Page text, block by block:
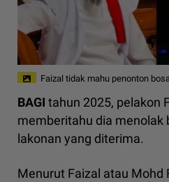
Faizal tidak mahu penonton
BAGI tahun 2025, pelakon
memberitahu dia menolak
lakonan yang diterima.
Menurut Faizal atau Mohd